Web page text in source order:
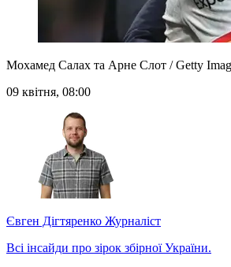
Мохамед Салах та Арне Слот / Getty
09 квітня, 08:00
Євген Дігтяренко Журналіст
Всі інсайди про зірок збірної України.